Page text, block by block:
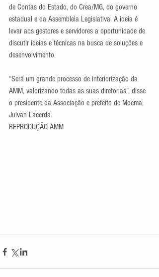
de Contas do Estado, do Crea/MG, do governo
estadual e da Assembleia Legislativa. A ideia é
levar aos gestores e servidores a oportunidade de
discutir ideias e técnicas na busca de soluções e
desenvolvimento.
“Será um grande processo de interiorização da
AMM, valorizando todas as suas diretorias”, disse
o presidente da Associação e prefeito de Moema,
Julvan Lacerda.
REPRODUÇÃO AMM